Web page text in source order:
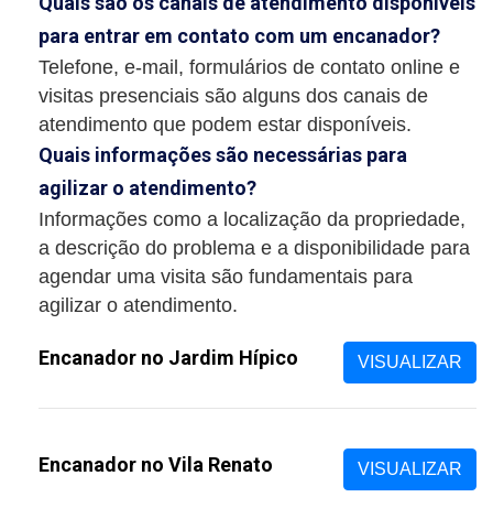
para entrar em contato com um encanador?
Telefone, e-mail, formulários de contato online e
visitas presenciais são alguns dos canais de
atendimento que podem estar disponíveis.
Quais informações são necessárias para
agilizar o atendimento?
Informações como a localização da propriedade,
a descrição do problema e a disponibilidade para
agendar uma visita são fundamentais para
agilizar o atendimento.
Encanador no Jardim Hípico VISUALIZAR
Encanador no Vila Renato VISUALIZAR